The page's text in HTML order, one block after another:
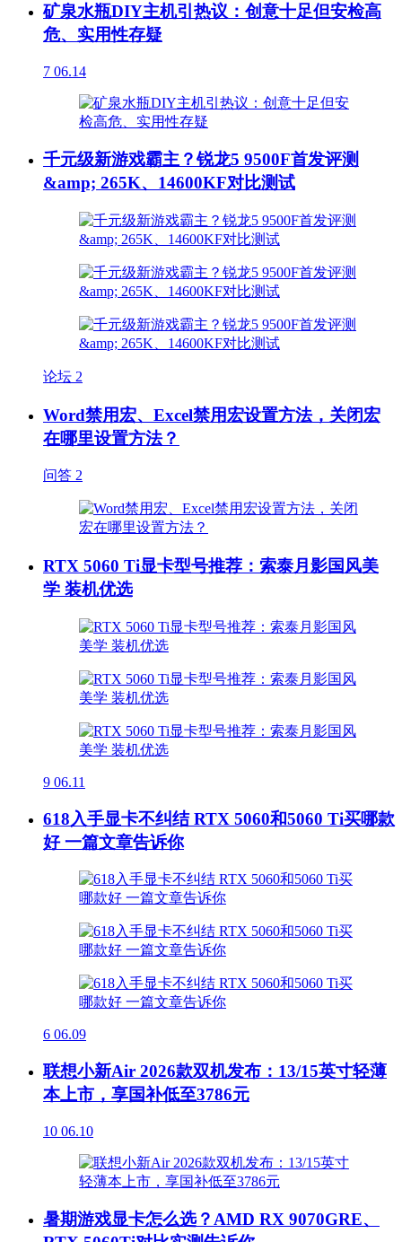
矿泉水瓶DIY主机引热议：创意十足但安检高
危、实用性存疑
7 06.14
千元级新游戏霸主？锐龙5 9500F首发评测
&amp; 265K、14600KF对比测试
论坛 2
Word禁用宏、Excel禁用宏设置方法，关闭宏
在哪里设置方法？
问答 2
RTX 5060 Ti显卡型号推荐：索泰月影国风美
学 装机优选
9 06.11
618入手显卡不纠结 RTX 5060和5060 Ti买哪款
好 一篇文章告诉你
6 06.09
联想小新Air 2026款双机发布：13/15英寸轻薄
本上市，享国补低至3786元
10 06.10
暑期游戏显卡怎么选？AMD RX 9070GRE、